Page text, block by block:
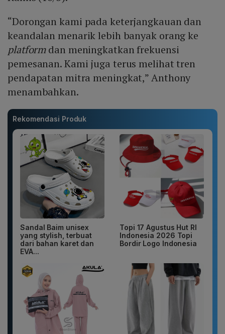
“Dorongan kami pada keterjangkauan dan
keandalan menarik lebih banyak orang ke
platformdan meningkatkan frekuensi
pemesanan. Kami juga terus melihat tren
pendapatan mitra meningkat,” Anthony
menambahkan.
Rekomendasi Produk
Sandal Baim unisex
yang stylish, terbuat
dari bahan karet dan
EVA...
Topi 17 Agustus Hut RI
Indonesia 2026 Topi
Bordir Logo Indonesia